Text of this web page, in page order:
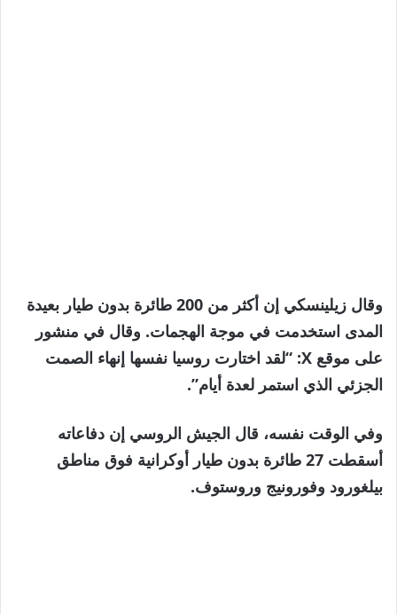
وقال زيلينسكي إن أكثر من 200 طائرة بدون طيار بعيدة
المدى استخدمت في موجة الهجمات. وقال في منشور
على موقع X: “لقد اختارت روسيا نفسها إنهاء الصمت
الجزئي الذي استمر لعدة أيام”.
وفي الوقت نفسه، قال الجيش الروسي إن دفاعاته
أسقطت 27 طائرة بدون طيار أوكرانية فوق مناطق
بيلغورود وفورونيج وروستوف.